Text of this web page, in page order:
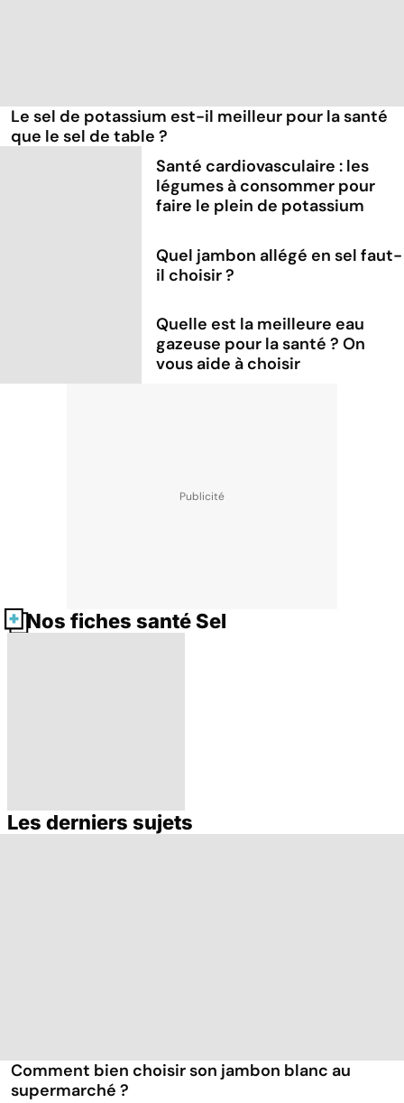
Le sel de potassium est-il meilleur pour la santé
que le sel de table ?
Santé cardiovasculaire : les
légumes à consommer pour
faire le plein de potassium
Quel jambon allégé en sel faut-
il choisir ?
Quelle est la meilleure eau
gazeuse pour la santé ? On
vous aide à choisir
Nos fiches santé Sel
De bonnes
Les derniers sujets
Comment bien choisir son jambon blanc au
supermarché ?